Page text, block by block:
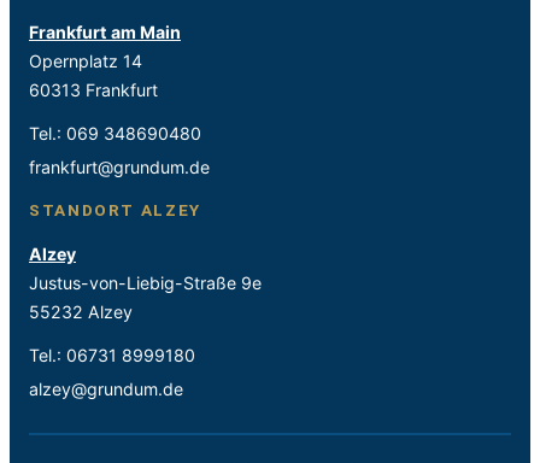
Frankfurt am Main
Opernplatz 14
60313 Frankfurt
Tel.: 069 348690480
frankfurt@grundum.de
STANDORT ALZEY
Alzey
Justus-von-Liebig-Straße 9e
55232 Alzey
Tel.: 06731 8999180
alzey@grundum.de